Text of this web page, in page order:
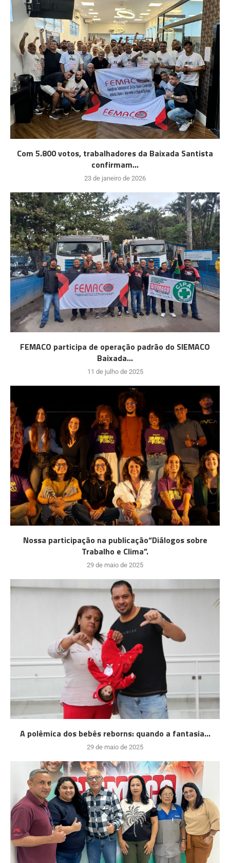
Com 5.800 votos, trabalhadores da Baixada Santista
confirmam...
23 de janeiro de 2026
FEMACO participa de operação padrão do SIEMACO
Baixada...
11 de julho de 2025
Nossa participação na publicação“Diálogos sobre
Trabalho e Clima”.
29 de maio de 2025
A polêmica dos bebês reborns: quando a fantasia...
29 de maio de 2025